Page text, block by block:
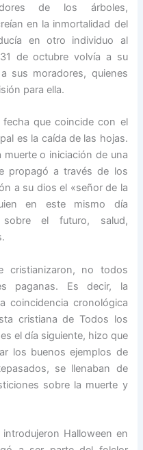
de los árboles,
en la inmortalidad del
en otro individuo al
de octubre volvía a su
sus moradores, quienes
para ella.
que coincide con el
es la caída de las hojas.
muerte o iniciación de una
propagó a través de los
a su dios el «señor de la
en este mismo día
sobre el futuro, salud,
cristianizaron, no todos
paganas. Es decir, la
coincidencia cronológica
cristiana de Todos los
el día siguiente, hizo que
los buenos ejemplos de
se llenaban de
sobre la muerte y
Halloween en